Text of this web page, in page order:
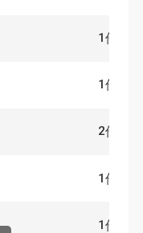
1 件
1 件
2件
1件
1件